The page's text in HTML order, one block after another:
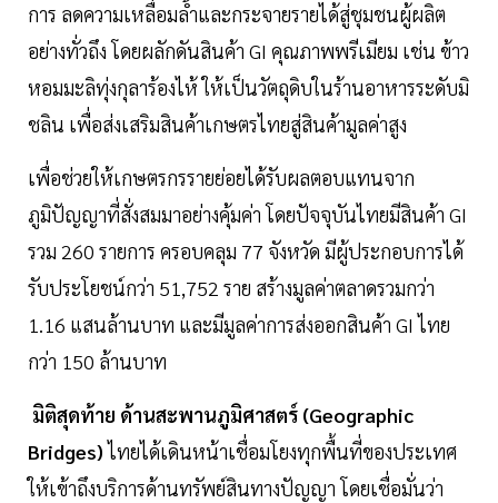
การ ลดความเหลื่อมล้ำและกระจายรายได้สู่ชุมชนผู้ผลิต
อย่างทั่วถึง โดยผลักดันสินค้า GI คุณภาพพรีเมียม เช่น ข้าว
หอมมะลิทุ่งกุลาร้องไห้ ให้เป็นวัตถุดิบในร้านอาหารระดับมิ
ชลิน เพื่อส่งเสริมสินค้าเกษตรไทยสู่สินค้ามูลค่าสูง
เพื่อช่วยให้เกษตรกรรายย่อยได้รับผลตอบแทนจาก
ภูมิปัญญาที่สั่งสมมาอย่างคุ้มค่า โดยปัจจุบันไทยมีสินค้า GI
รวม 260 รายการ ครอบคลุม 77 จังหวัด มีผู้ประกอบการได้
รับประโยชน์กว่า 51,752 ราย สร้างมูลค่าตลาดรวมกว่า
1.16 แสนล้านบาท และมีมูลค่าการส่งออกสินค้า GI ไทย
กว่า 150 ล้านบาท
มิติสุดท้าย ด้านสะพานภูมิศาสตร์ (Geographic
Bridges)ไทยได้เดินหน้าเชื่อมโยงทุกพื้นที่ของประเทศ
ให้เข้าถึงบริการด้านทรัพย์สินทางปัญญา โดยเชื่อมั่นว่า